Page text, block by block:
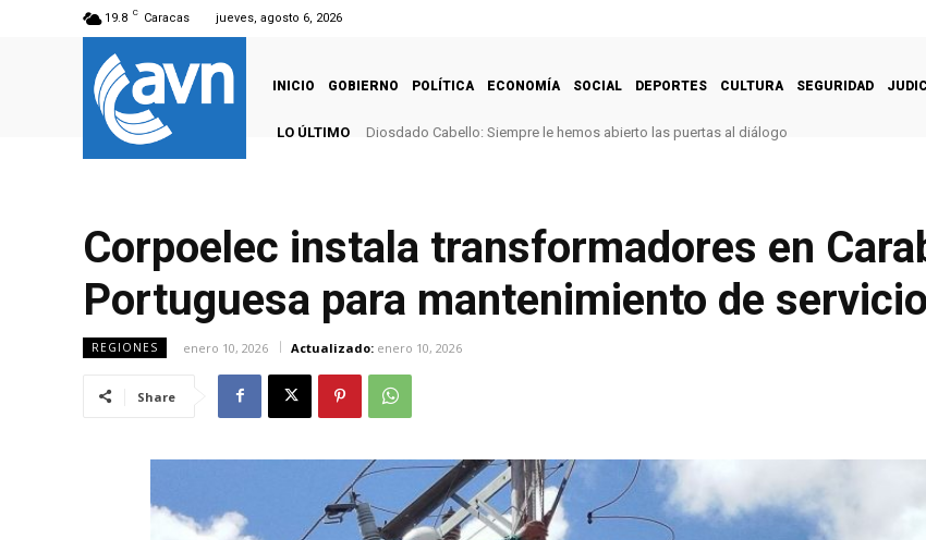
19.8 C Caracas jueves, agosto 6, 2026
INICIO GOBIERNO POLÍTICA ECONOMÍA SOCIAL DEPORTES CULTURA SEGURIDAD
LO ÚLTIMO Diosdado Cabello: Siempre le hemos abierto las puertas al diálogo
Corpoelec instala transformadores en
Portuguesa para mantenimiento de
REGIONES enero 10, 2026 Actualizado: enero 10, 2026
Share